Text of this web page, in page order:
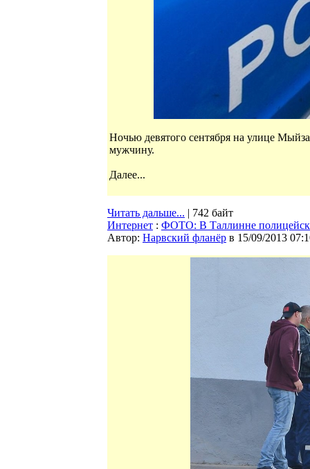
Ночью девятого сентября на улице
мужчину.
Далее...
Читать дальше... | 742 байт
Интернет : ФОТО: В Таллинне
Автор: Нарвский фланёр в 15/09/2013